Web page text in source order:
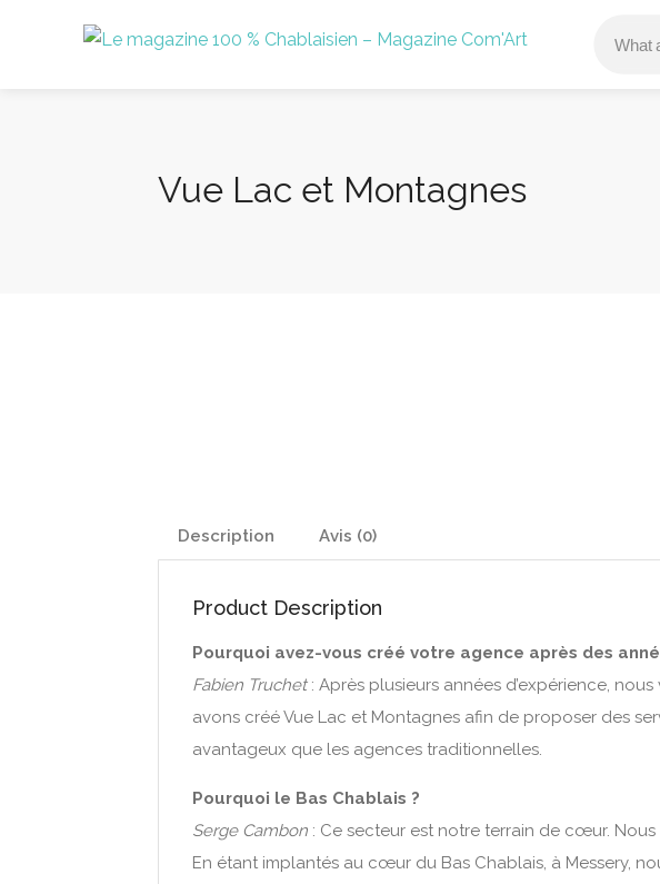
Vue Lac et Montagnes
Description Avis (0)
Product Description
Pourquoi avez-vous créé votre agence après des
Fabien Truchet: Après plusieurs années d’expérience,
avons créé Vue Lac et Montagnes afin de proposer des
avantageux que les agences traditionnelles.
Pourquoi le Bas Chablais ?
Serge Cambon : Ce secteur est notre terrain de cœur.
En étant implantés au cœur du Bas Chablais, à Messery,